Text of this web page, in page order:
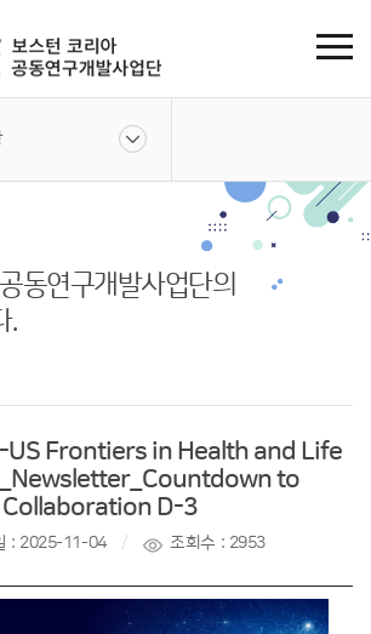
동연구개발사업단의
.
US Frontiers in Health and Life
to
Collaboration D-3
: 2025-11-04 조회수 : 2953